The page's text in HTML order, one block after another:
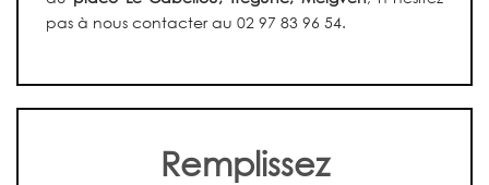
pas à nous contacter au 02 97 83 96 54.
Remplissez